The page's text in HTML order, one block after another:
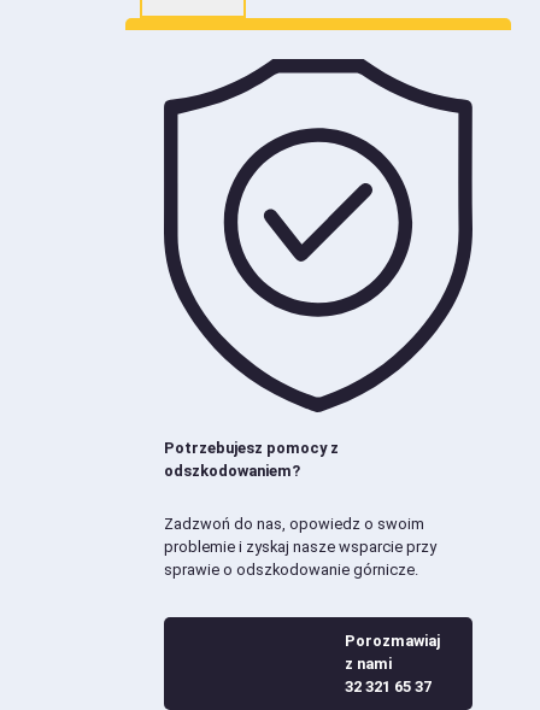
Potrzebujesz pomocy z
odszkodowaniem?
Zadzwoń do nas, opowiedz o swoim
problemie i zyskaj nasze wsparcie przy
sprawie o odszkodowanie górnicze.
Porozmawiaj
z nami
32 321 65 37